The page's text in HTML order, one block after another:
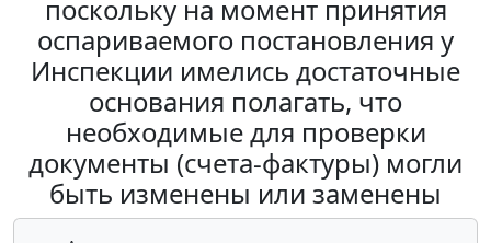
поскольку на момент принятия
оспариваемого постановления у
Инспекции имелись достаточные
основания полагать, что
необходимые для проверки
документы (счета-фактуры) могли
быть изменены или заменены